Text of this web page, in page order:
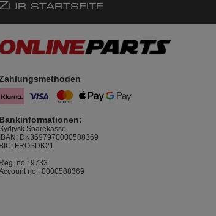
UR STARTSEITE
Bankinformationen:
Sydjysk Sparekasse
IBAN: DK3697970000588369
BIC: FROSDK21
Reg. no.: 9733
no.: 0000588369